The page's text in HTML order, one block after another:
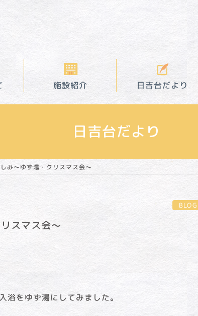
施設紹介 日吉台だより
日吉台だより
み～ゆず湯・クリスマス会～
BLOG
スマス会～
をゆず湯にしてみました。